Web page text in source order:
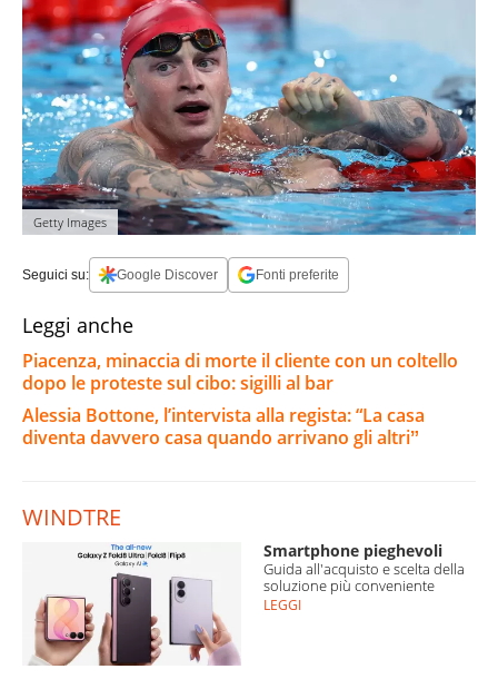
Getty Images
Seguici su: Google Discover Fonti preferite
Leggi anche
Piacenza, minaccia di morte il cliente con un coltello
dopo le proteste sul cibo: sigilli al bar
Alessia Bottone, l’intervista alla regista: “La casa
diventa davvero casa quando arrivano gli altriˮ
WINDTRE
Smartphone pieghevoli
Guida all'acquisto e scelta della
soluzione più conveniente
LEGGI